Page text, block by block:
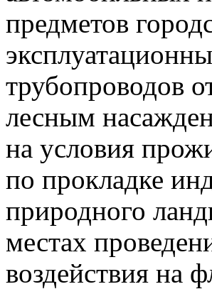
предметов
трубопроводов
лесным
на условия
по прокладке
природного
местах
воздействия на